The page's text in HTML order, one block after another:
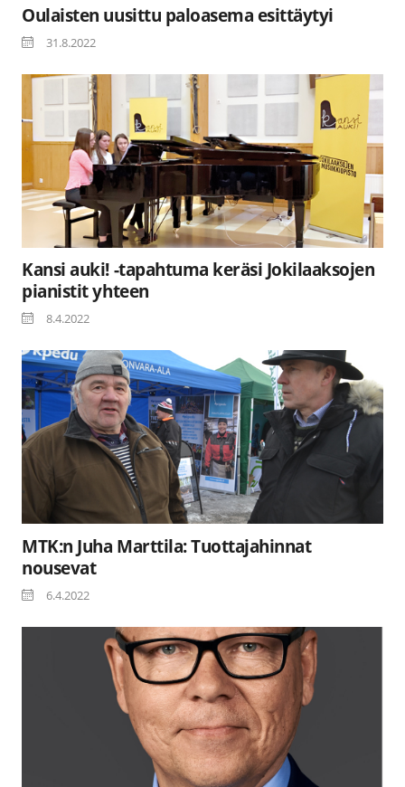
Oulaisten uusittu paloasema esittäytyi
31.8.2022
Kansi auki! -tapahtuma keräsi Jokilaaksojen
pianistit yhteen
8.4.2022
MTK:n Juha Marttila: Tuottajahinnat
nousevat
6.4.2022